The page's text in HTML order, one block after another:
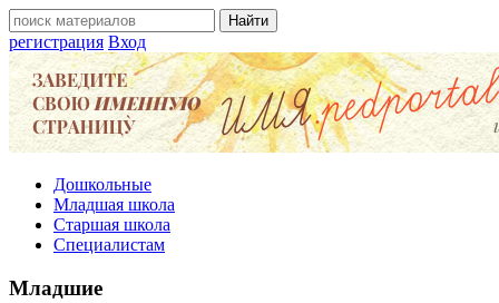
регистрация Вход
Дошкольные
Младшая школа
Старшая школа
Специалистам
Младшие